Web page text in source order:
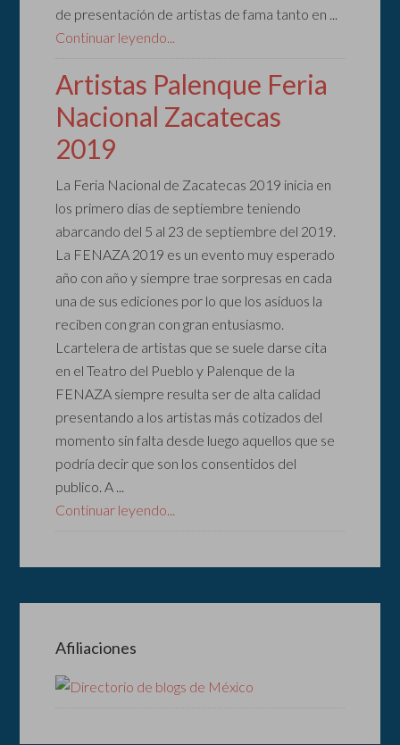
de presentación de artistas de fama tanto en ...
Continuar leyendo...
Artistas Palenque Feria
Nacional Zacatecas
2019
La Feria Nacional de Zacatecas 2019 inicia en
los primero días de septiembre teniendo
abarcando del 5 al 23 de septiembre del 2019.
La FENAZA 2019 es un evento muy esperado
año con año y siempre trae sorpresas en cada
una de sus ediciones por lo que los asiduos la
reciben con gran con gran entusiasmo.
Lcartelera de artistas que se suele darse cita
en el Teatro del Pueblo y Palenque de la
FENAZA siempre resulta ser de alta calidad
presentando a los artistas más cotizados del
momento sin falta desde luego aquellos que se
podría decir que son los consentidos del
publico. A ...
Continuar leyendo...
Afiliaciones